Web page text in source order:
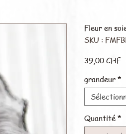
Fleur en
SKU :
39,00 CHF
grandeur *
Quantité *